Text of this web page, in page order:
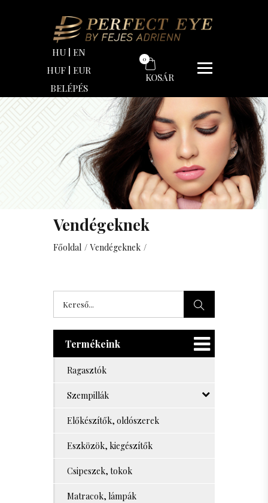
HU
EN
HUF
EUR
BELÉPÉS
0
KOSÁR
Vendégeknek
Főoldal / Vendégeknek /
Termékeink
Ragasztók
Szempillák
Előkészítők, oldószerek
Eszközök, kiegészítők
Csipeszek, tokok
Matracok, lámpák
Maximum ár
14 €